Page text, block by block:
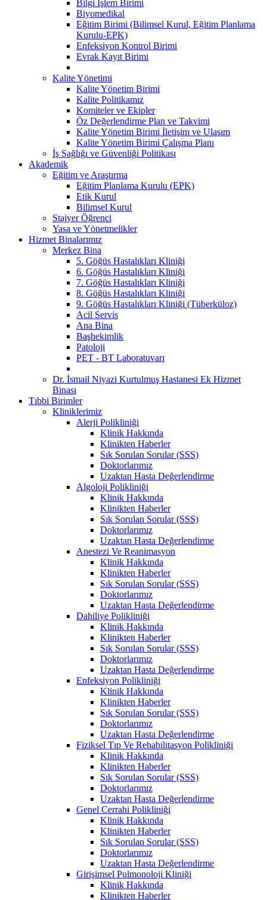
Bilgi İşlem Birimi
Biyomedikal
Eğitim Birimi (Bilimsel Kurul, Eğitim Planlama
Kurulu-EPK)
Enfeksiyon Kontrol Birimi
Evrak Kayıt Birimi
Kalite Yönetimi
Kalite Yönetim Birimi
Kalite Politikamız
Komiteler ve Ekipler
Öz Değerlendirme Plan ve Takvimi
Kalite Yönetim Birimi İletişim ve Ulaşım
Kalite Yönetim Birimi Çalışma Planı
İş Sağlığı ve Güvenliği Politikası
Akademik
Eğitim ve Araştırma
Eğitim Planlama Kurulu (EPK)
Etik Kurul
Bilimsel Kurul
Stajyer Öğrenci
Yasa ve Yönetmelikler
Hizmet Binalarımız
Merkez Bina
5. Göğüs Hastalıkları Kliniği
6. Göğüs Hastalıkları Kliniği
7. Göğüs Hastalıkları Kliniği
8. Göğüs Hastalıkları Kliniği
9. Göğüs Hastalıkları Kliniği (Tüberküloz)
Acil Servis
Ana Bina
Başhekimlik
Patoloji
PET - BT Laboratuvarı
Dr. İsmail Niyazi Kurtulmuş Hastanesi Ek Hizmet
Binası
Tıbbi Birimler
Kliniklerimiz
Alerji Polikliniği
Klinik Hakkında
Klinikten Haberler
Sık Sorulan Sorular (SSS)
Doktorlarımız
Uzaktan Hasta Değerlendirme
Algoloji Polikliniği
Klinik Hakkında
Klinikten Haberler
Sık Sorulan Sorular (SSS)
Doktorlarımız
Uzaktan Hasta Değerlendirme
Anestezi Ve Reanimasyon
Klinik Hakkında
Klinikten Haberler
Sık Sorulan Sorular (SSS)
Doktorlarımız
Uzaktan Hasta Değerlendirme
Dahiliye Polikliniği
Klinik Hakkında
Klinikten Haberler
Sık Sorulan Sorular (SSS)
Doktorlarımız
Uzaktan Hasta Değerlendirme
Enfeksiyon Polikliniği
Klinik Hakkında
Klinikten Haberler
Sık Sorulan Sorular (SSS)
Doktorlarımız
Uzaktan Hasta Değerlendirme
Fiziksel Tıp Ve Rehabilitasyon Polikliniği
Klinik Hakkında
Klinikten Haberler
Sık Sorulan Sorular (SSS)
Doktorlarımız
Uzaktan Hasta Değerlendirme
Genel Cerrahi Polikliniği
Klinik Hakkında
Klinikten Haberler
Sık Sorulan Sorular (SSS)
Doktorlarımız
Uzaktan Hasta Değerlendirme
Girişimsel Pulmonoloji Kliniği
Klinik Hakkında
Klinikten Haberler